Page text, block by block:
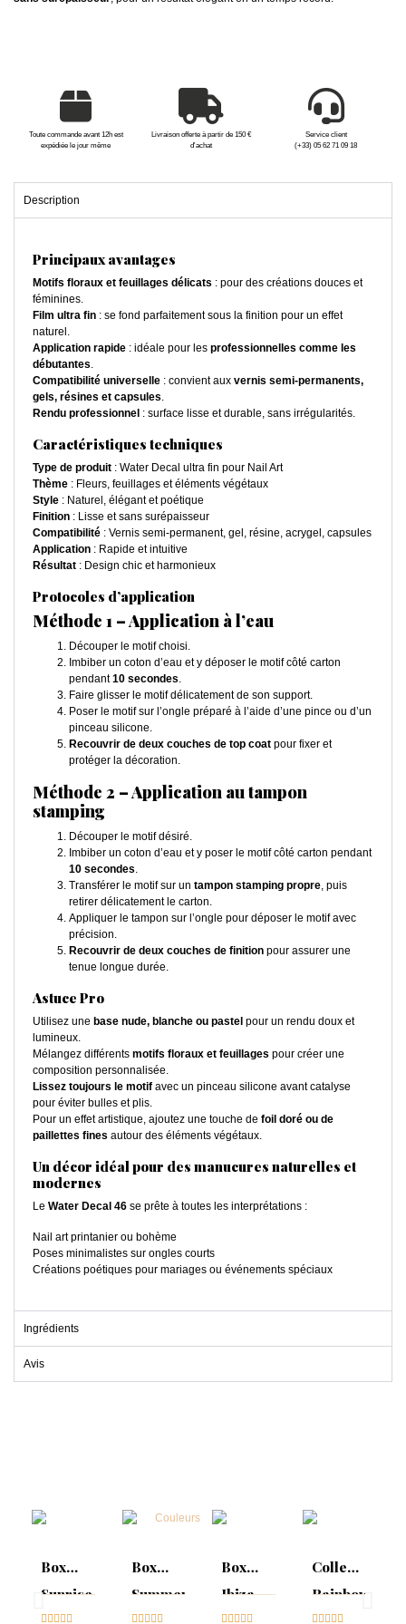
Toute commande avant 12h est
expédiée le jour même
Livraison offerte à partir de 150 €
d'achat
Service client
(+33) 05 62 71 09 18
Description
Principaux avantages
Motifs floraux et feuillages délicats : pour des créations douces et
féminines.
Film ultra fin : se fond parfaitement sous la finition pour un effet
naturel.
Application rapide : idéale pour les professionnelles comme les
débutantes.
Compatibilité universelle : convient aux vernis semi-permanents,
gels, résines et capsules.
Rendu professionnel : surface lisse et durable, sans irrégularités.
Caractéristiques techniques
Type de produit : Water Decal ultra fin pour Nail Art
Thème : Fleurs, feuillages et éléments végétaux
Style : Naturel, élégant et poétique
Finition : Lisse et sans surépaisseur
Compatibilité : Vernis semi-permanent, gel, résine, acrygel, capsules
Application : Rapide et intuitive
Résultat : Design chic et harmonieux
Protocoles d’application
Méthode 1 – Application à l’eau
Découper le motif choisi.
Imbiber un coton d’eau et y déposer le motif côté carton
pendant10 secondes.
Faire glisser le motif délicatement de son support.
Poser le motif sur l’ongle préparé à l’aide d’une pince ou d’un
pinceau silicone.
Recouvrir de deux couches de top coat pour fixer et
protéger la décoration.
Méthode 2 – Application au tampon
stamping
Découper le motif désiré.
Imbiber un coton d’eau et y poser le motif côté carton pendant
10 secondes.
Transférer le motif sur un tampon stamping propre, puis
retirer délicatement le carton.
Appliquer le tampon sur l’ongle pour déposer le motif avec
précision.
Recouvrir de deux couches de finition pour assurer une
tenue longue durée.
Astuce Pro
Utilisez une base nude, blanche ou pastel pour un rendu doux et
lumineux.
Mélangez différents motifs floraux et feuillages pour créer une
composition personnalisée.
Lissez toujours le motif avec un pinceau silicone avant catalyse
pour éviter bulles et plis.
Pour un effet artistique, ajoutez une touche de foil doré ou de
paillettes fines autour des éléments végétaux.
Un décor idéal pour des manucures naturelles et
modernes
Le Water Decal 46 se prête à toutes les interprétations :
Nail art printanier ou bohème
Poses minimalistes sur ongles courts
Créations poétiques pour mariages ou événements spéciaux
Ingrédients
Avis
Box
Sunrise

Box
Summer

Box
Ibiza

Collection
Rainbow
